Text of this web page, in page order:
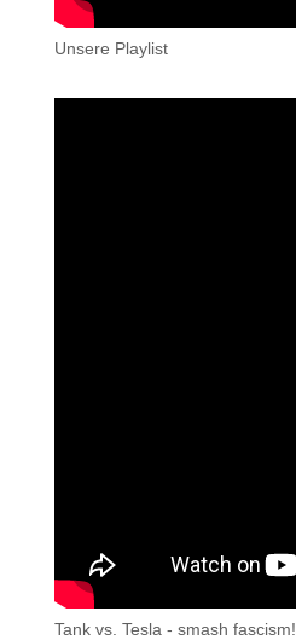
Unsere Playlist
Tank vs. Tesla - smash fascism!